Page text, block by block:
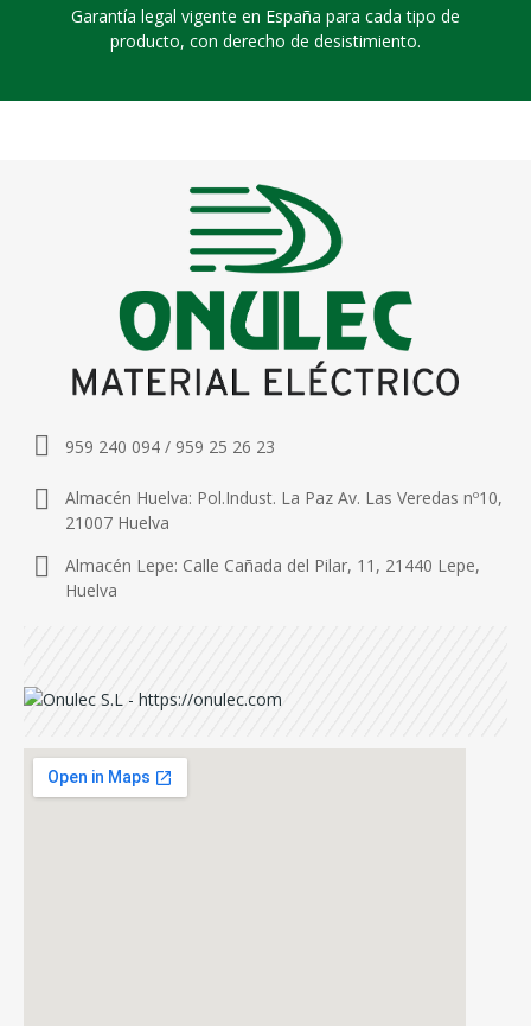
Garantía legal vigente en España para cada tipo de
producto, con derecho de desistimiento.
959 240 094 / 959 25 26 23
Almacén Huelva: Pol.Indust. La Paz Av. Las Veredas nº10,
21007 Huelva
Almacén Lepe: Calle Cañada del Pilar, 11, 21440 Lepe,
Huelva